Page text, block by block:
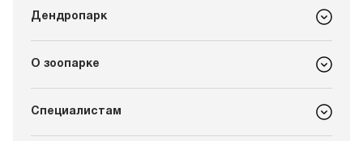
Дендропарк
О зоопарке
Специалистам